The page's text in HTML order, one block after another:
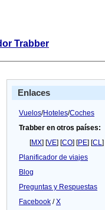
Trabber
Enlaces
Vuelos/Hoteles/Coches
Trabber en otros países:
[MX] [VE] [CO] [PE] [CL]
Planificador de viajes
Blog
Preguntas y Respuestas
Facebook /X